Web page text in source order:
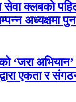
क्लबको
अध्यक्षमा
‘जरा अभियान’
द्वारा एकता र